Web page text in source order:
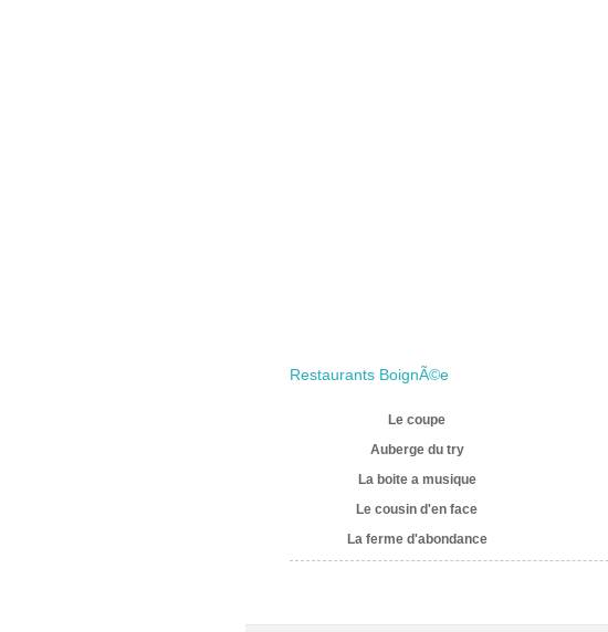
Restaurants BoignÃ©e
Le coupe
Auberge du try
La boite a musique
Le cousin d'en face
La ferme d'abondance